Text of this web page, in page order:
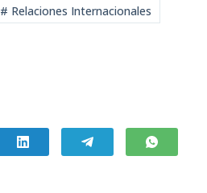
# Relaciones Internacionales